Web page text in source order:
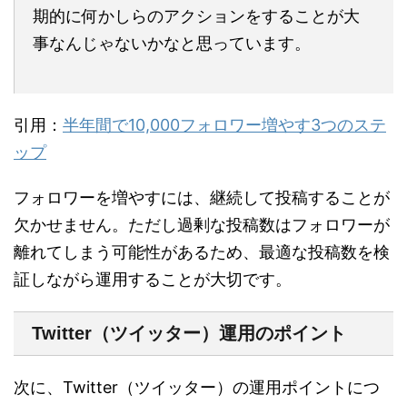
期的に何かしらのアクションをすることが大
事なんじゃないかなと思っています。
引用： 半年間で10,000フォロワー増やす3つのステ
ップ
フォロワーを増やすには、継続して投稿することが
欠かせません。ただし過剰な投稿数はフォロワーが
離れてしまう可能性があるため、最適な投稿数を検
証しながら運用することが大切です。
Twitter（ツイッター）運用のポイント
次に、Twitter（ツイッター）の運用ポイントにつ